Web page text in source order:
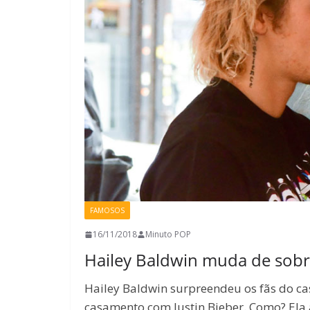
FAMOSOS
16/11/2018 Minuto POP
Hailey Baldwin muda de
Hailey Baldwin surpreendeu os fãs do